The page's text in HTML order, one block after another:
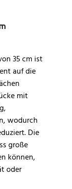
35 cm ist
auf die
mit
wodurch
Die
große
können,
oder